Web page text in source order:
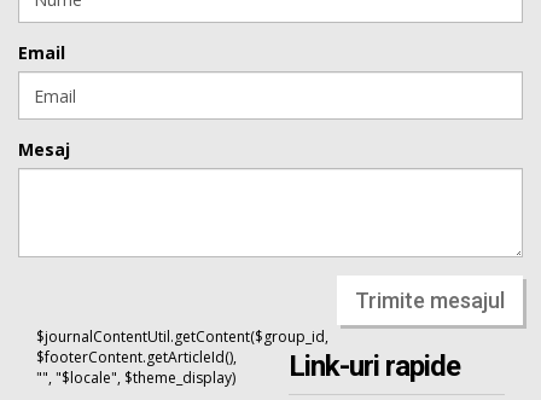
Email
Mesaj
Trimite mesajul
$journalContentUtil.getContent($group_id,
$footerContent.getArticleId(),
"", "$locale", $theme_display)
Link-uri rapide